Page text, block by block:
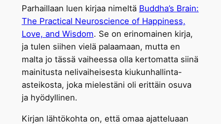
Parhaillaan luen kirjaa nimeltä Buddha’s Brain:
The Practical Neuroscience of Happiness,
Love, and Wisdom. Se on erinomainen kirja,
ja tulen siihen vielä palaamaan, mutta en
malta jo tässä vaiheessa olla kertomatta siinä
mainitusta nelivaiheisesta kiukunhallinta-
asteikosta, joka mielestäni oli erittäin osuva
ja hyödyllinen.
Kirjan lähtökohta on, että omaa ajatteluaan